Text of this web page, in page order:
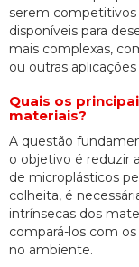
serem competitivos
disponíveis para
mais complexas,
ou outras
Quais os
materiais?
A questão
o objetivo é reduzir
de microplásticos
colheita, é
intrínsecas dos
compará-los com
no ambiente.